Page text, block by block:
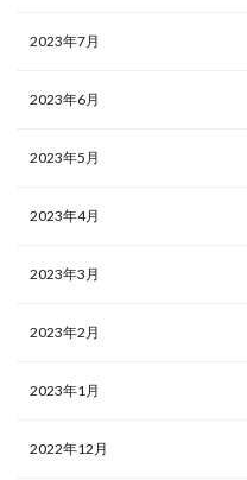
2023年7月
2023年6月
2023年5月
2023年4月
2023年3月
2023年2月
2023年1月
2022年12月